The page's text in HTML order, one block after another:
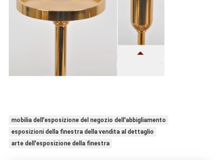
mobilia dell'esposizione del negozio dell'abbigliamento
esposizioni della finestra della vendita al dettaglio
arte dell'esposizione della finestra